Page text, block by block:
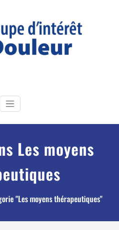
Les moyens
"Les moyens thérapeutiques"